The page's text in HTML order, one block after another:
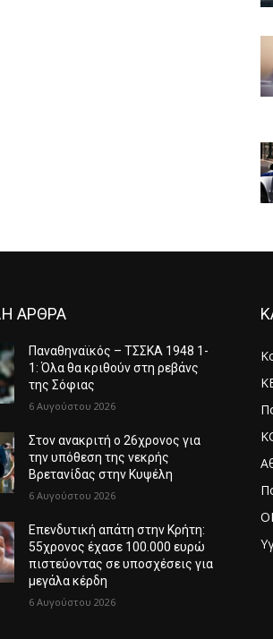
ΑΡΘΡΑ
Παναθηναϊκός – ΤΣΣΚΑ 1948 1-
1: Όλα θα κριθούν στη ρεβάνς
της Σόφιας
6 Αυγούστου 2026
Στον ανακριτή ο 26χρονος για
την υπόθεση της νεκρής
Βρετανίδας στην Κυψέλη
6 Αυγούστου 2026
Επενδυτική απάτη στην Κρήτη:
55χρονος έχασε 100.000 ευρώ
πιστεύοντας σε υποσχέσεις για
μεγάλα κέρδη
6 Αυγούστου 2026